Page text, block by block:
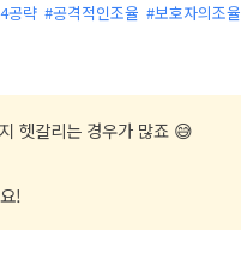
공략 #공격적인조율 #보호자의조율
헷갈리는 경우가 많죠 😅
!